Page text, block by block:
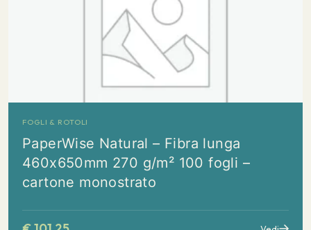
FOGLI & ROTOLI
PaperWise Natural – Fibra lunga
460x650mm 270 g/m² 100 fogli –
cartone monostrato